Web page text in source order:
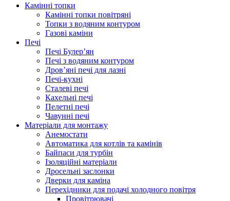
Камінні топки
Камінні топки повітряні
Топки з водяним контуром
Газові каміни
Печі
Печі Булер’ян
Печі з водяним контуром
Дров’яні печі для лазні
Печі-кухні
Сталеві печі
Кахельні печі
Пелетні печі
Чавунні печі
Матеріали для монтажу
Анемостати
Автоматика для котлів та камінів
Байпаси для турбін
Ізоляційні матеріали
Дросельні заслонки
Дверки для каміна
Перехідники для подачі холодного повітря
Провітрювачі